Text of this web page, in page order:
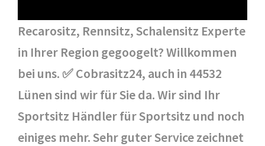
Recarositz, Rennsitz, Schalensitz Experte
in Ihrer Region gegoogelt? Willkommen
bei uns. ✅ Cobrasitz24, auch in 44532
Lünen sind wir für Sie da. Wir sind Ihr
Sportsitz Händler für Sportsitz und noch
einiges mehr. Sehr guter Service zeichnet